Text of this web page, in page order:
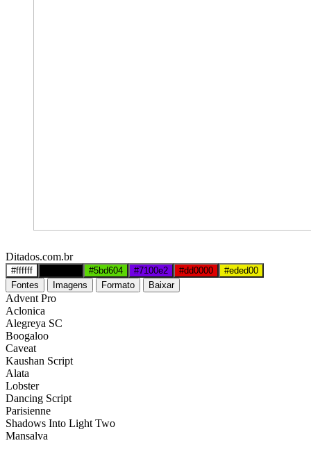
Ditados.com.br
#ffffff #5bd604 #7100e2 #dd0000
#eded00
Fontes
Imagens Formato Baixar
Advent Pro
Aclonica
Alegreya SC
Boogaloo
Caveat
Kaushan Script
Alata
Lobster
Dancing Script
Parisienne
Shadows Into Light Two
Mansalva